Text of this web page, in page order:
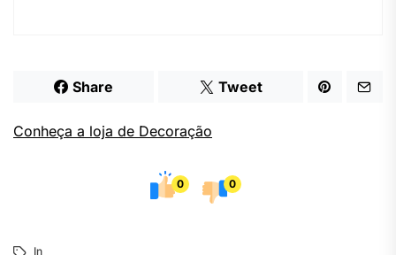
Share Tweet
Conheça a loja de Decoração
0 0
In